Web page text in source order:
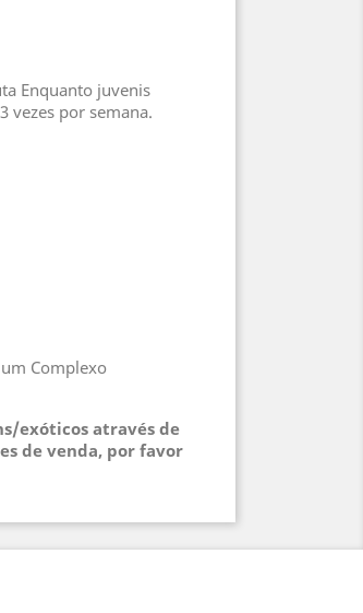
Enquanto juvenis
vezes por semana.
Complexo
exóticos através de
de venda, por favor